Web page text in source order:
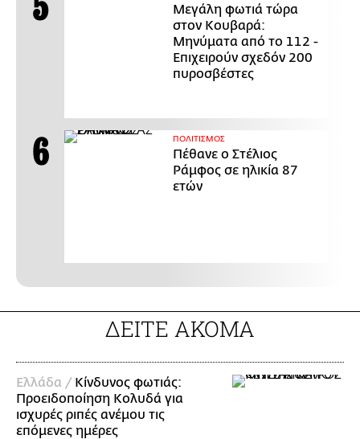
Μεγάλη φωτιά τώρα
στον Κουβαρά:
Μηνύματα από το 112 -
Επιχειρούν σχεδόν 200
πυροσβέστες
ΠΟΛΙΤΙΣΜΟΣ
Πέθανε ο Στέλιος
Ράμφος σε ηλικία 87
ετών
ΔΕΙΤΕ ΑΚΟΜΑ
Ελλάδα / Κίνδυνος φωτιάς:
Προειδοποίηση Κολυδά για
ισχυρές ριπές ανέμου τις
επόμενες ημέρες